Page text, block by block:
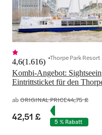
Kombi-Angebot:
Eintrittsticket für den
4,6(1.616) Thorpe Park Resort
abORIGINAL PRICE44,75 £
42,51 £ 5 % Rabatt